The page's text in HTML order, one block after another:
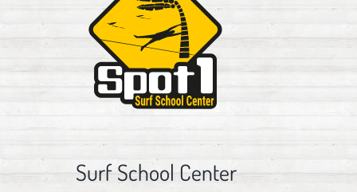
Surf School Center